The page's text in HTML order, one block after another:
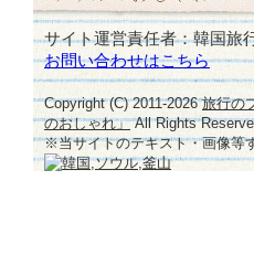
サイト運営責任者：韓国
お問い合わせはこちら
Copyright (C) 2011-2026旅行の
のおしゃれ」All Rights
※当サイトのテキスト・画像等